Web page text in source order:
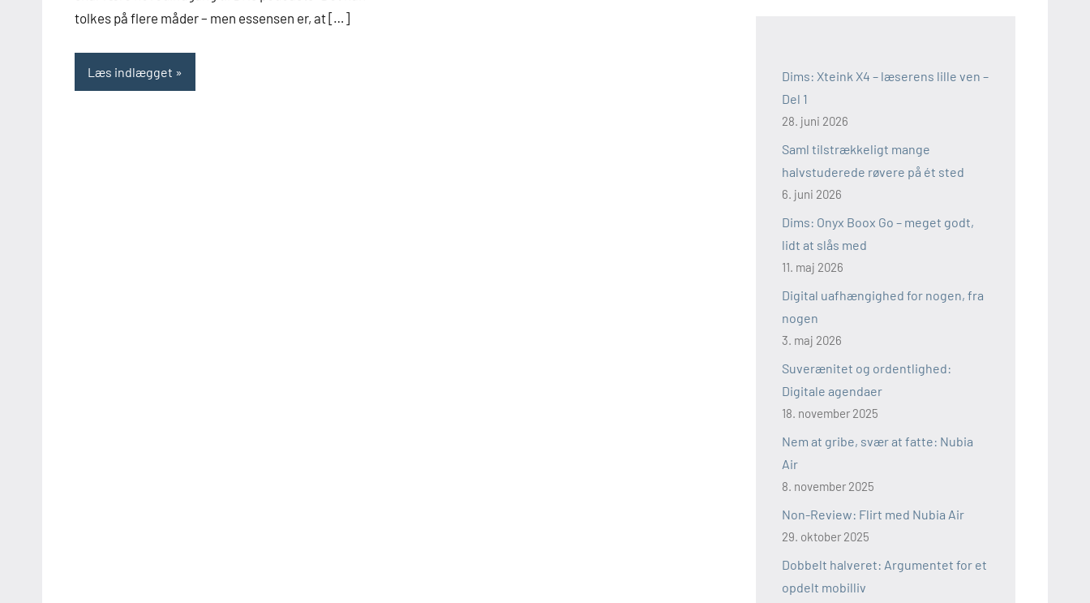
tolkes på flere måder – men essensen er, at […]
Læs indlægget
Dims: Xteink X4 – læserens lille ven –
Del 1
28. juni 2026
Saml tilstrækkeligt mange
halvstuderede røvere på ét sted
6. juni 2026
Dims: Onyx Boox Go – meget godt,
lidt at slås med
11. maj 2026
Digital uafhængighed for nogen, fra
nogen
3. maj 2026
Suverænitet og ordentlighed:
Digitale agendaer
18. november 2025
Nem at gribe, svær at fatte: Nubia
Air
8. november 2025
Non-Review: Flirt med Nubia Air
29. oktober 2025
Dobbelt halveret: Argumentet for et
opdelt mobilliv